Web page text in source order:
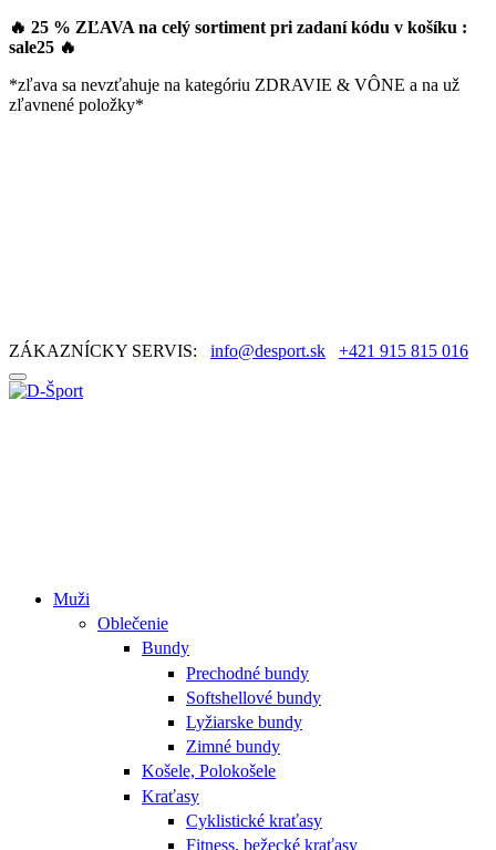
🔥 25 % ZĽAVA na celý sortiment pri zadaní kódu v košíku :
sale25 🔥
*zľava sa nevzťahuje na kategóriu ZDRAVIE & VÔNE a na už
zľavnené položky*
ZÁKAZNÍCKY SERVIS: info@desport.sk +421 915 815 016
Muži
Oblečenie
Bundy
Prechodné bundy
Softshellové bundy
Lyžiarske bundy
Zimné bundy
Košele, Polokošele
Kraťasy
Cyklistické kraťasy
Fitness, bežecké kraťasy